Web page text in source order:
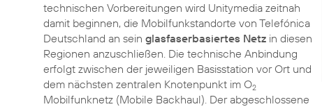
technischen Vorbereitungen wird Unitymedia zeitnah
damit beginnen, die Mobilfunkstandorte von Telefónica
Deutschland an sein glasfaserbasiertes Netz in diesen
Regionen anzuschließen. Die technische Anbindung
erfolgt zwischen der jeweiligen Basisstation vor Ort und
dem nächsten zentralen Knotenpunkt im O2
Mobilfunknetz (Mobile Backhaul). Der abgeschlossene